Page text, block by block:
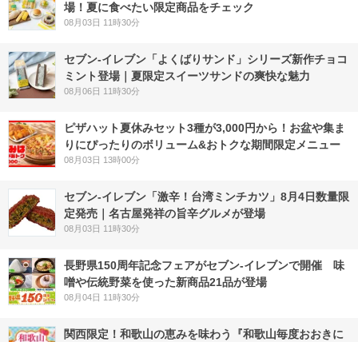
場！夏に食べたい限定商品をチェック
08月03日 11時30分
セブン‐イレブン「よくばりサンド」シリーズ新作チョコ
ミント登場｜夏限定スイーツサンドの爽快な魅力
08月06日 11時30分
ピザハット夏休みセット3種が3,000円から！お盆や集ま
りにぴったりのボリューム&おトクな期間限定メニュー
08月03日 13時00分
セブン-イレブン「激辛！台湾ミンチカツ」8月4日数量限
定発売｜名古屋発祥の旨辛グルメが登場
08月03日 11時30分
長野県150周年記念フェアがセブン-イレブンで開催 味
噌や伝統野菜を使った新商品21品が登場
08月04日 11時30分
関西限定！和歌山の恵みを味わう『和歌山毎度おおきに